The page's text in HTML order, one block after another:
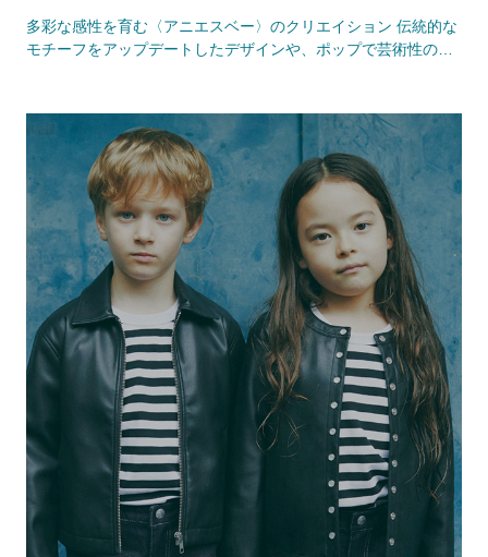
多彩な感性を育む〈アニエスベー〉のクリエイション 伝統的な
モチーフをアップデートしたデザインや、ポップで芸術性の高